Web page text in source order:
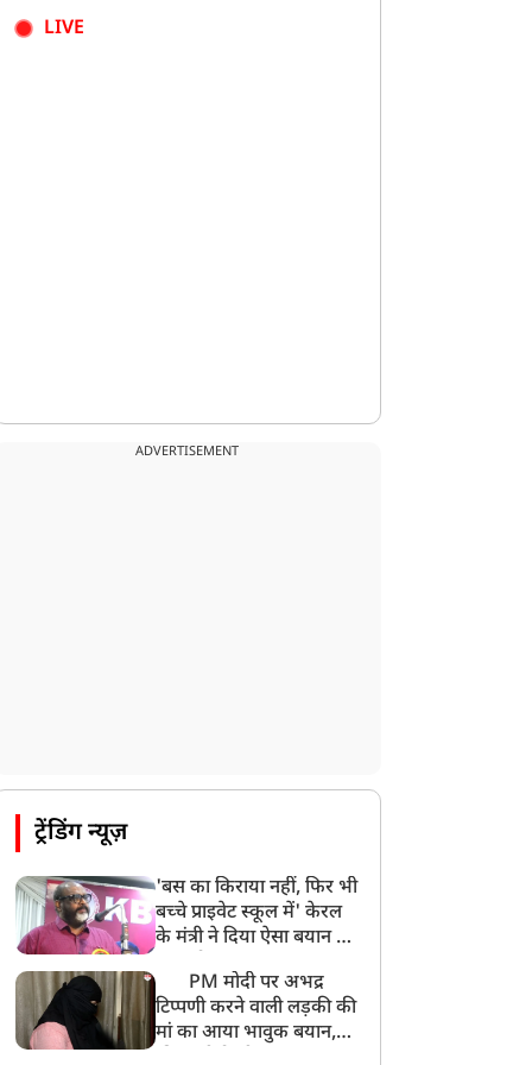
LIVE
ADVERTISEMENT
ट्रेंडिंग न्यूज़
'बस का किराया नहीं, फिर भी
बच्चे प्राइवेट स्कूल में' केरल
के मंत्री ने दिया ऐसा बयान की
PM मोदी पर अभद्र
टिप्पणी करने वाली लड़की की
मां का आया भावुक बयान,